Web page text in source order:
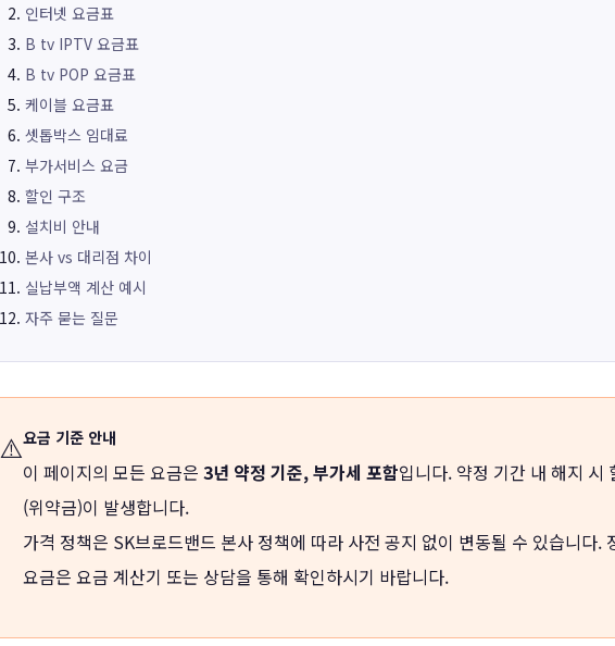
인터넷 요금표
B tv IPTV 요금표
B tv POP 요금표
케이블 요금표
셋톱박스 임대료
부가서비스 요금
할인 구조
설치비 안내
본사 vs 대리점 차이
실납부액 계산 예시
자주 묻는 질문
⚠️요금 기준 안내
이 페이지의 모든 요금은 3년 약정 기준, 부가세 포함입니다. 약정 기간 내 해지 시
(위약금)이 발생합니다.
가격 정책은 SK브로드밴드 본사 정책에 따라 사전 공지 없이 변동될 수 있습니다.
요금은 요금 계산기 또는 상담을 통해 확인하시기 바랍니다.